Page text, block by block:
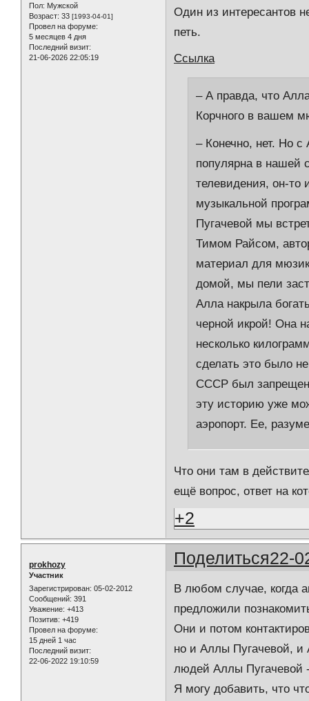
Пол: Мужской
Возраст: 33 [1993-04-01]
Провел на форуме:
5 месяцев 4 дня
Последний визит:
21-06-2026 22:05:19
Один из интересантов
петь.
Ссылка
– А правда, что
Корчного в вашем
– Конечно, нет. Но
популярна в нашей
телевидения, он-
музыкальной
Пугачевой мы
Тимом Райсом,
материал для
домой, мы пели
Алла накрыла
черной икрой! Она
несколько
сделать это было
СССР был
эту историю уже
аэропорт. Ее,
Что они там в
ещё вопрос, ответ на
+2
Поделиться22-
prokhozy
Участник
Зарегистрирован: 05-02-2012
Сообщений: 391
Уважение: +413
Позитив: +419
Провел на форуме:
15 дней 1 час
Последний визит:
22-06-2022 19:10:59
В любом случае, когда
предложили
Они и потом
но и Аллы Пугачевой, и
людей Аллы Пугачевой
Я могу добавить, что